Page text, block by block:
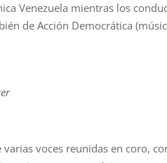
Venezuela mientras los
de Acción Democrática
varias voces reunidas en coro,